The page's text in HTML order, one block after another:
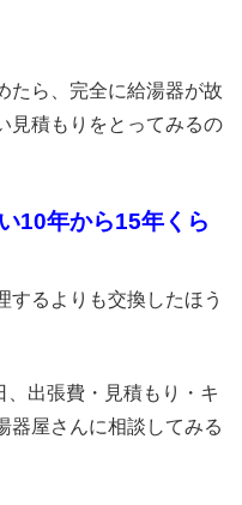
たら、完全に給湯器が故
見積もりをとってみるの
10年から15年くら
するよりも交換したほう
、出張費・見積もり・キ
器屋さんに相談してみる